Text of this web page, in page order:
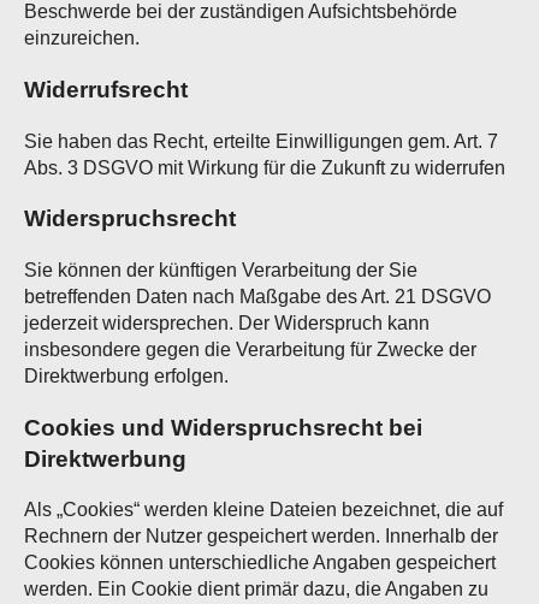
Beschwerde bei der zuständigen Aufsichtsbehörde
einzureichen.
Widerrufsrecht
Sie haben das Recht, erteilte Einwilligungen gem. Art. 7
Abs. 3 DSGVO mit Wirkung für die Zukunft zu widerrufen
Widerspruchsrecht
Sie können der künftigen Verarbeitung der Sie
betreffenden Daten nach Maßgabe des Art. 21 DSGVO
jederzeit widersprechen. Der Widerspruch kann
insbesondere gegen die Verarbeitung für Zwecke der
Direktwerbung erfolgen.
Cookies und Widerspruchsrecht bei
Direktwerbung
Als „Cookies“ werden kleine Dateien bezeichnet, die auf
Rechnern der Nutzer gespeichert werden. Innerhalb der
Cookies können unterschiedliche Angaben gespeichert
werden. Ein Cookie dient primär dazu, die Angaben zu